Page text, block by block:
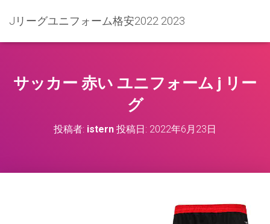
Jリーグユニフォーム格安2022 2023
サッカー 赤い ユニフォーム j リー
グ
投稿者: istern 投稿日: 2022年6月23日